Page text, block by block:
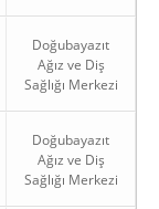
Doğubayazıt
Ağız ve Diş
Sağlığı Merkezi
Doğubayazıt
Ağız ve Diş
Sağlığı Merkezi